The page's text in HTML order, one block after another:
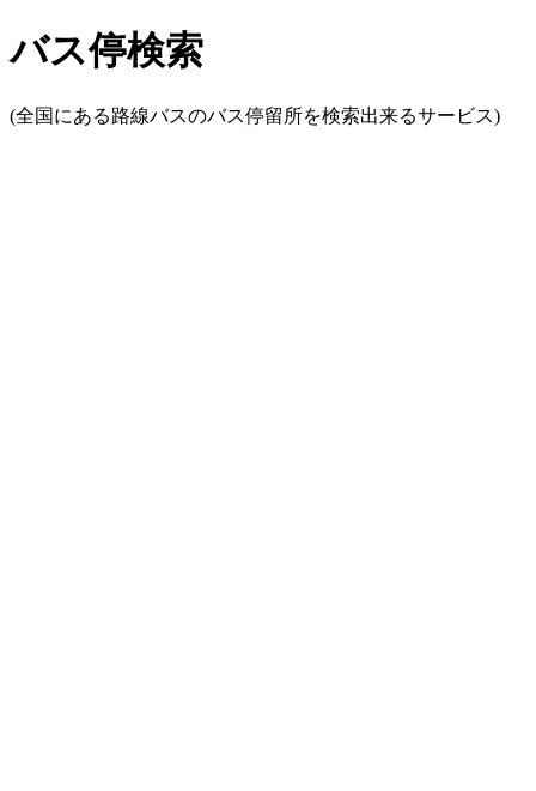
バス停検索
(全国にある路線バスのバス停留所を検索出来るサービス)